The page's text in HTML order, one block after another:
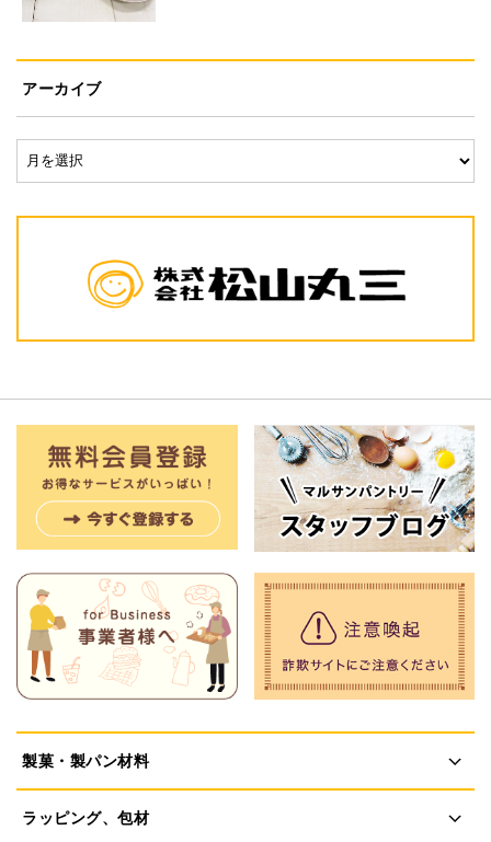
アーカイブ
製菓・製パン材料
ラッピング、包材